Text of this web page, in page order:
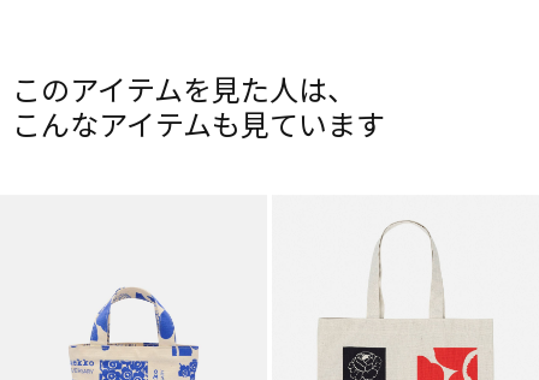
このアイテムを見た人は、
こんなアイテムも見ています